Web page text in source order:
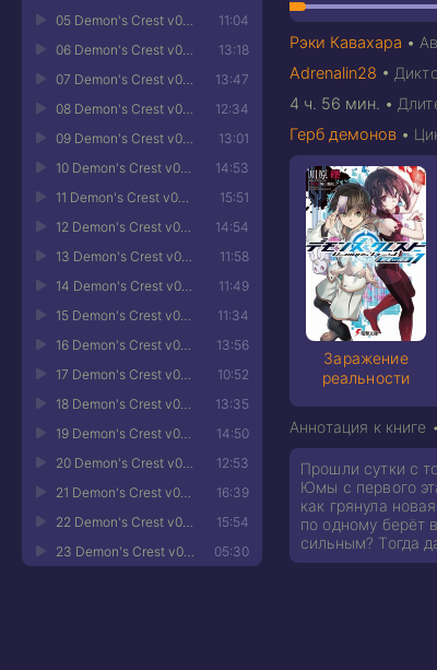
Рэки Кавахара •
Adrenalin28 •
4 ч. 56 мин. •
11:04
13:18
13:47
12:34
13:01
14:53
15:51
14:54
11:58
11:49
11:34
13:56
10:52
13:35
14:50
12:53
16:39
15:54
05:30
Герб демонов •
Заражение
реальности
Аннотация к книге •
Прошли сутки с
Юмы с первого
как грянула
по одному берёт
сильным? Тогда